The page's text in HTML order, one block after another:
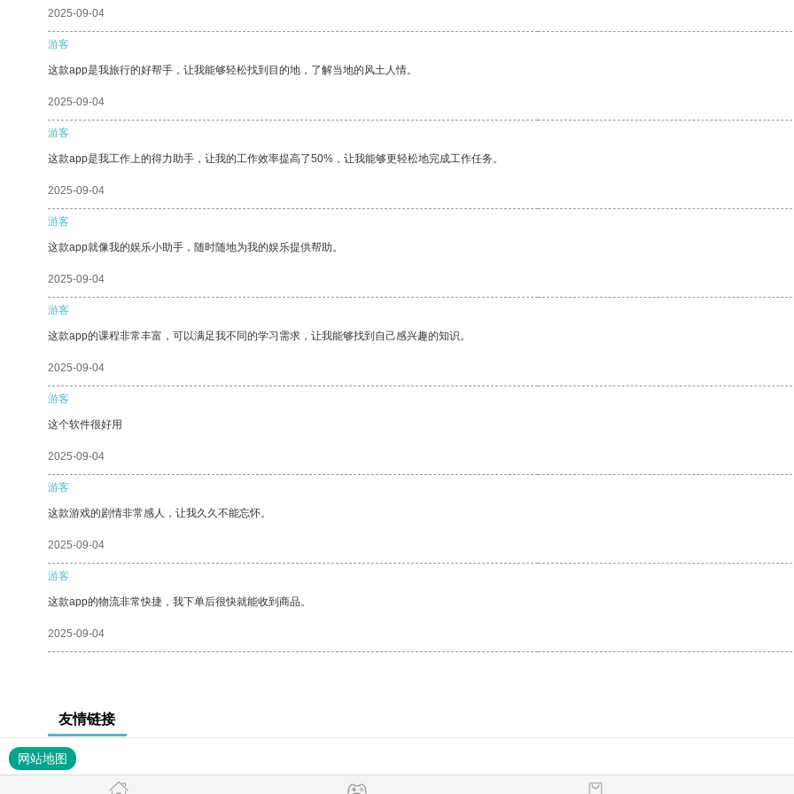
2025-09-04
游客
这款app是我旅行的好帮手，让我能够轻松找到目的地，了解当地的风土人情。
2025-09-04
游客
这款app是我工作上的得力助手，让我的工作效率提高了50%，让我能够更轻松地完成工作任务。
2025-09-04
游客
这款app就像我的娱乐小助手，随时随地为我的娱乐提供帮助。
2025-09-04
游客
这款app的课程非常丰富，可以满足我不同的学习需求，让我能够找到自己感兴趣的知识。
2025-09-04
游客
这个软件很好用
2025-09-04
游客
这款游戏的剧情非常感人，让我久久不能忘怀。
2025-09-04
游客
这款app的物流非常快捷，我下单后很快就能收到商品。
2025-09-04
友情链接
网站地图